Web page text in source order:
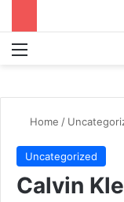
Home /
Uncategorized
Calvin